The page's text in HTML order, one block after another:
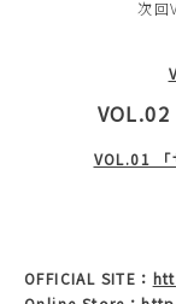
次回
VOL.02
VOL.01 「
OFFICIAL SITE：